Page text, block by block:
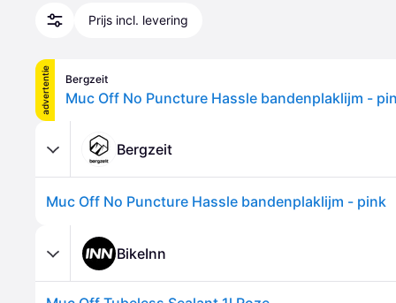
Prijs incl. levering
advertentie Bergzeit
Muc Off No Puncture Hassle bandenplaklijm -
Bergzeit
Muc Off No Puncture Hassle bandenplaklijm - pink
BikeInn